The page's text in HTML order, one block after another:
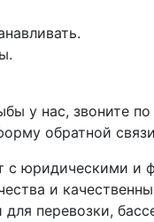
у нас, звоните
обратной
с юридическими и
и
перевозки,